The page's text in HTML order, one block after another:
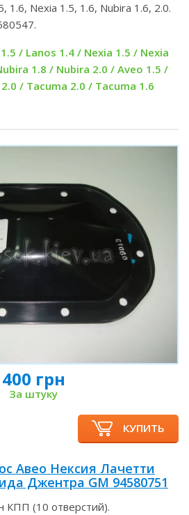
1.6, Nexia 1.5, 1.6, Nubira 1.6, 2.0.
/ Lanos 1.4 / Nexia 1.5 / Nexia
1.8 / Nubira 2.0 / Aveo 1.5 /
/ Tacuma 2.0 / Tacuma 1.6
400 грн
За штуку
КУПИТЬ
Авео Нексия Лачетти
Джентра GM 94580751
КПП (10 отверстий).